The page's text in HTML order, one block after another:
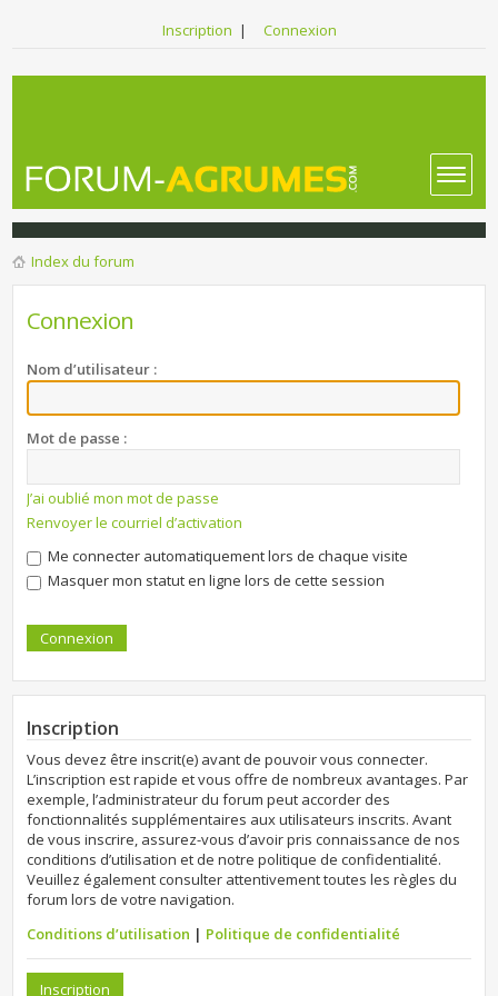
Inscription | Connexion
Index du forum
Connexion
Nom d’utilisateur :
Mot de passe :
J’ai oublié mon mot de passe
Renvoyer le courriel d’activation
Me connecter automatiquement lors de chaque visite
Masquer mon statut en ligne lors de cette session
Inscription
Vous devez être inscrit(e) avant de pouvoir vous connecter.
L’inscription est rapide et vous offre de nombreux avantages. Par
exemple, l’administrateur du forum peut accorder des
fonctionnalités supplémentaires aux utilisateurs inscrits. Avant
de vous inscrire, assurez-vous d’avoir pris connaissance de nos
conditions d’utilisation et de notre politique de confidentialité.
Veuillez également consulter attentivement toutes les règles du
forum lors de votre navigation.
Conditions d’utilisation | Politique de confidentialité
Inscription